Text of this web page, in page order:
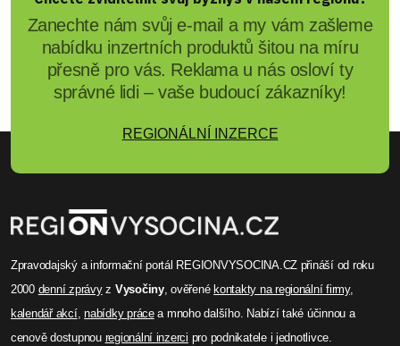
Zanechte nám svůj e-mail a my vám zašleme
nabídku inzertních produktů šitou na míru
přesně pro vás. Reklama u nás osloví ty
správné lidi – vaše budoucí zákazníky!
REGIONÁLNÍ INZERCE
Zpravodajský a informační portál REGIONVYSOCINA.CZ přináší od roku
2000 denní zprávyz Vysočiny, ověřené kontakty na regionální firmy,
kalendář akcí,nabídky prácea mnoho dalšího. Nabízí také účinnou a
cenově dostupnou regionální inzerci pro podnikatele i jednotlivce.